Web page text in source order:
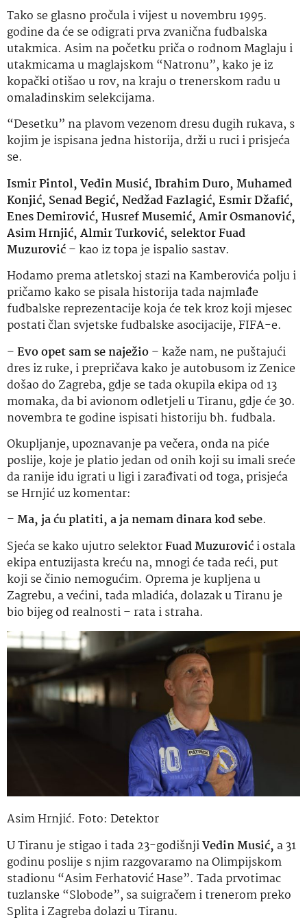
Tako se glasno pročula i vijest u novembru 1995.
godine da će se odigrati prva zvanična fudbalska
utakmica. Asim na početku priča o rodnom Maglaju i
utakmicama u maglajskom “Natronu”, kako je iz
kopački otišao u rov, na kraju o trenerskom radu u
omaladinskim selekcijama.
“Desetku” na plavom vezenom dresu dugih rukava, s
kojim je ispisana jedna historija, drži u ruci i prisjeća
se.
Ismir Pintol, Vedin Musić, Ibrahim Duro, Muhamed
Konjić, Senad Begić, Nedžad Fazlagić, Esmir Džafić,
Enes Demirović, Husref Musemić, Amir Osmanović,
Asim Hrnjić, Almir Turković, selektor Fuad
Muzurović– kao iz topa je ispalio sastav.
Hodamo prema atletskoj stazi na Kamberovića polju i
pričamo kako se pisala historija tada najmlađe
fudbalske reprezentacije koja će tek kroz koji mjesec
postati član svjetske fudbalske asocijacije, FIFA-e.
–Evo opet sam se naježio– kaže nam, ne puštajući
dres iz ruke, i prepričava kako je autobusom iz Zenice
došao do Zagreba, gdje se tada okupila ekipa od 13
momaka, da bi avionom odletjeli u Tiranu, gdje će 30.
novembra te godine ispisati historiju bh. fudbala.
Okupljanje, upoznavanje pa večera, onda na piće
poslije, koje je platio jedan od onih koji su imali sreće
da ranije idu igrati u ligi i zarađivati od toga, prisjeća
se Hrnjić uz komentar:
–Ma, ja ću platiti, a ja nemam dinara kod sebe.
Sjeća se kako ujutro selektorFuad Muzurovići ostala
ekipa entuzijasta kreću na, mnogi će tada reći, put
koji se činio nemogućim. Oprema je kupljena u
Zagrebu, a većini, tada mladića, dolazak u Tiranu je
bio bijeg od realnosti – rata i straha.
Asim Hrnjić. Foto: Detektor
U Tiranu je stigao i tada 23-godišnjiVedin Musić, a 31
godinu poslije s njim razgovaramo na Olimpijskom
stadionu “Asim Ferhatović Hase”. Tada prvotimac
tuzlanske “Slobode”, sa suigračem i trenerom preko
Splita i Zagreba dolazi u Tiranu.